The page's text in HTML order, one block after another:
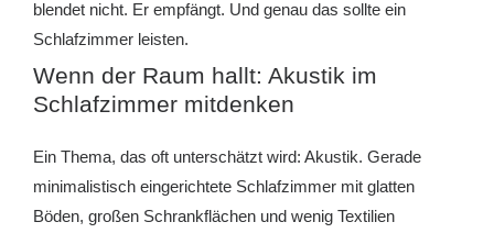
blendet nicht. Er empfängt. Und genau das sollte ein
Schlafzimmer leisten.
Wenn der Raum hallt: Akustik im
Schlafzimmer mitdenken
Ein Thema, das oft unterschätzt wird: Akustik. Gerade
minimalistisch eingerichtete Schlafzimmer mit glatten
Böden, großen Schrankflächen und wenig Textilien